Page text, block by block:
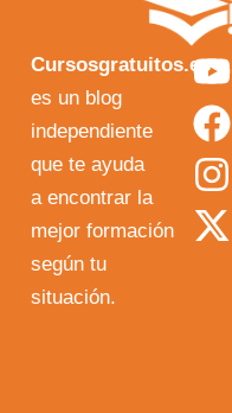
Cursosgratuitos.es
es un blog
independiente
que te ayuda
a encontrar la
mejor formación
según tu
situación.
Y
o
u
t
u
F
a
c
e
b
I
n
s
t
a
X
-
t
w
i